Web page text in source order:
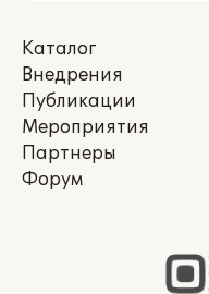
Каталог
Внедрения
Публикации
Мероприятия
Партнеры
Форум